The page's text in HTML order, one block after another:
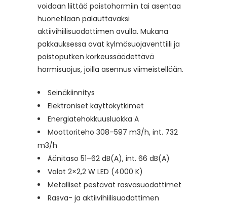
voidaan liittää poistohormiin tai asentaa
huonetilaan palauttavaksi
aktiivihiilisuodattimen avulla. Mukana
pakkauksessa ovat kylmäsuojaventtiili ja
poistoputken korkeussäädettävä
hormisuojus, joilla asennus viimeistellään.
Seinäkiinnitys
Elektroniset käyttökytkimet
Energiatehokkuusluokka A
Moottoriteho 308–597 m3/h, int. 732
m3/h
Äänitaso 51–62 dB(A), int. 66 dB(A)
Valot 2×2,2 W LED (4000 K)
Metalliset pestävät rasvasuodattimet
Rasva- ja aktiivihiilisuodattimen